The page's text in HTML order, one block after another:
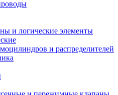
и логические элементы
и распределителей